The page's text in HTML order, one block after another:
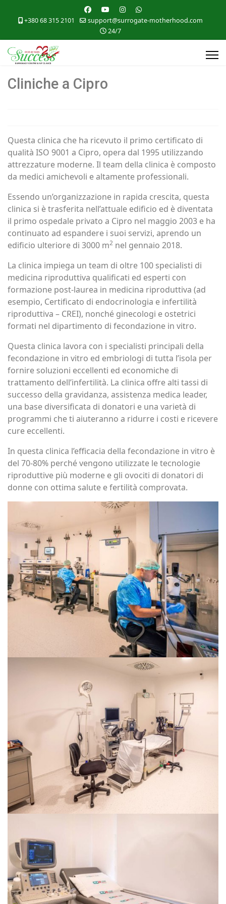
+380 68 315 2101
support@surrogate-motherhood.com
24/7
Cliniche a Cipro
Questa clinica che ha ricevuto il primo certificato di
qualità ISO 9001 a Cipro, opera dal 1995 utilizzando
attrezzature moderne. Il team della clinica è composto
da medici amichevoli e altamente professionali.
Essendo un’organizzazione in rapida crescita, questa
clinica si è trasferita nell’attuale edificio ed è diventata
il primo ospedale privato a Cipro nel maggio 2003 e ha
continuato ad espandere i suoi servizi, aprendo un
edificio ulteriore di 3000 m2 nel gennaio 2018.
La clinica impiega un team di oltre 100 specialisti di
medicina riproduttiva qualificati ed esperti con
formazione post-laurea in medicina riproduttiva (ad
esempio, Certificato di endocrinologia e infertilità
riproduttiva – CREI), nonché ginecologi e ostetrici
formati nel dipartimento di fecondazione in vitro.
Questa clinica lavora con i specialisti principali della
fecondazione in vitro ed embriologi di tutta l’isola per
fornire soluzioni eccellenti ed economiche di
trattamento dell’infertilità. La clinica offre alti tassi di
successo della gravidanza, assistenza medica leader,
una base diversificata di donatori e una varietà di
programmi che ti aiuteranno a ridurre i costi e ricevere
cure eccellenti.
In questa clinica l’efficacia della fecondazione in vitro è
del 70-80% perché vengono utilizzate le tecnologie
riproduttive più moderne e gli ovociti di donatori di
donne con ottima salute e fertilità comprovata.